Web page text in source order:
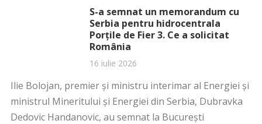
S-a semnat un memorandum cu
Serbia pentru hidrocentrala
Porțile de Fier 3. Ce a solicitat
România
16 iulie 2026
Ilie Bolojan, premier și ministru interimar al Energiei și
ministrul Mineritului şi Energiei din Serbia, Dubravka
Dedovic Handanovic, au semnat la București